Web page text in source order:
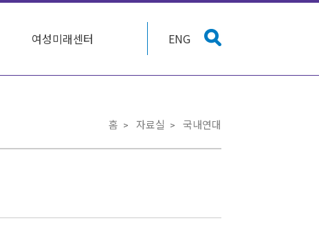
여성미래센터 ENG
홈 자료실 국내연대